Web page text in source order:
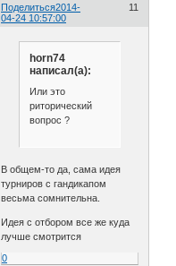
Поделиться 11
2014-
04-24 10:57:00
horn74
написал(а):
Или это
риторический
вопрос ?
В общем-то да, сама идея
турниров с гандикапом
весьма сомнительна.
Идея с отбором все же куда
лучше смотрится
0